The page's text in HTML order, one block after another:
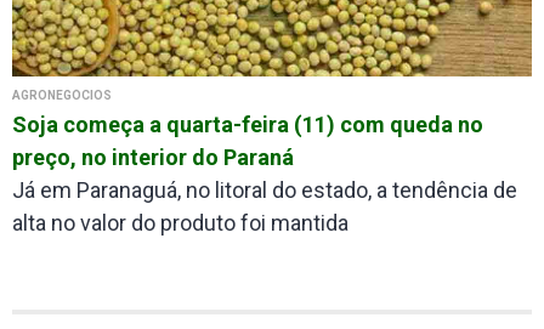
AGRONEGÓCIOS
Soja começa a quarta-feira (11) com queda no
preço, no interior do Paraná
Já em Paranaguá, no litoral do estado, a tendência de
alta no valor do produto foi mantida